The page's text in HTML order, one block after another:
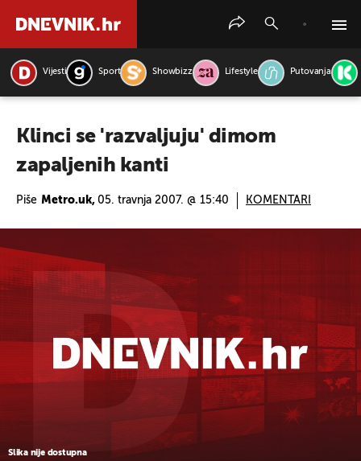
Vijesti Sport Showbizz Lifestyle Putovanja
Klinci se 'razvaljuju' dimom
zapaljenih kanti
Piše Metro.uk, 05. travnja 2007. @ 15:40 KOMENTARI
Slika nije dostupna
PRETRAŽITE VIJESTI